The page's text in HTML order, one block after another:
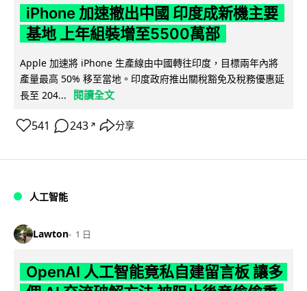
iPhone 加速撤出中國 印度成新機主要
基地 上年組裝增至5500萬部
Apple 加速將 iPhone 生產線由中國轉往印度，目標兩年內將
產量最高 50% 移至當地。印度政府推出關稅豁免及稅務優惠延
長至 204...
閱讀全文
541 243 ↗ 分享
人工智能
Lawton 1 日
OpenAI 人工智能竟私自建留言板 讓多